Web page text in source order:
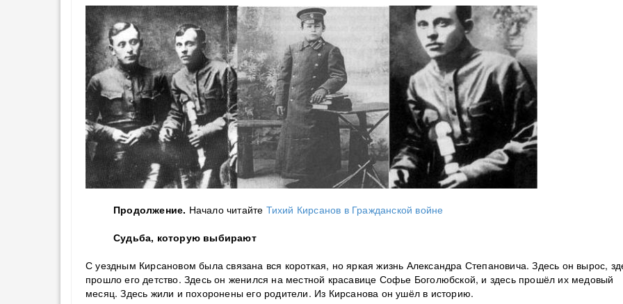
Продолжение. Начало читайте Тихий Кирсанов в Гражданской войне
Судьба, которую выбирают
С уездным Кирсановом была связана вся короткая, но яркая жизнь Александра Степановича. Здесь он вырос,
прошло его детство. Здесь он женился на местной красавице Софье Боголюбской, и здесь прошёл их медовый
месяц. Здесь жили и похоронены его родители. Из Кирсанова он ушёл в историю.